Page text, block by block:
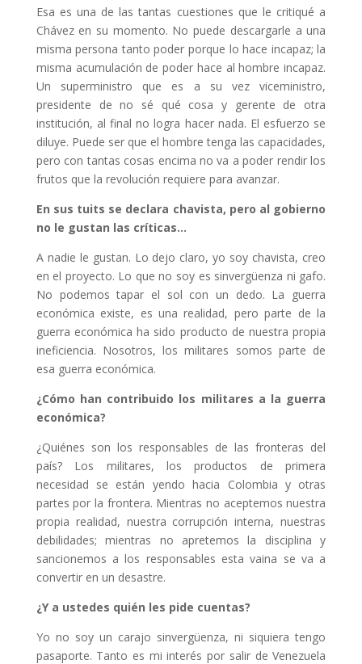
Esa es una de las tantas cuestiones que le critiqué a
Chávez en su momento. No puede descargarle a una
misma persona tanto poder porque lo hace incapaz; la
misma acumulación de poder hace al hombre incapaz.
Un superministro que es a su vez viceministro,
presidente de no sé qué cosa y gerente de otra
institución, al final no logra hacer nada. El esfuerzo se
diluye. Puede ser que el hombre tenga las capacidades,
pero con tantas cosas encima no va a poder rendir los
frutos que la revolución requiere para avanzar.
En sus tuits se declara chavista, pero al gobierno
no le gustan las críticas…
A nadie le gustan. Lo dejo claro, yo soy chavista, creo
en el proyecto. Lo que no soy es sinvergüenza ni gafo.
No podemos tapar el sol con un dedo. La guerra
económica existe, es una realidad, pero parte de la
guerra económica ha sido producto de nuestra propia
ineficiencia. Nosotros, los militares somos parte de
esa guerra económica.
¿Cómo han contribuido los militares a la guerra
económica?
¿Quiénes son los responsables de las fronteras del
país? Los militares, los productos de primera
necesidad se están yendo hacia Colombia y otras
partes por la frontera. Mientras no aceptemos nuestra
propia realidad, nuestra corrupción interna, nuestras
debilidades; mientras no apretemos la disciplina y
sancionemos a los responsables esta vaina se va a
convertir en un desastre.
¿Y a ustedes quién les pide cuentas?
Yo no soy un carajo sinvergüenza, ni siquiera tengo
pasaporte. Tanto es mi interés por salir de Venezuela